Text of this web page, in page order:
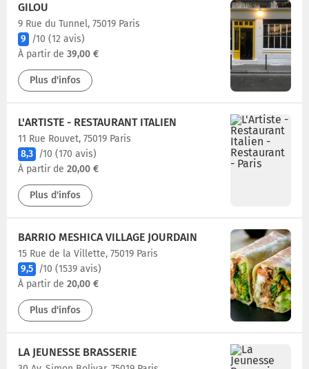
GILOU
9 Rue du Tunnel, 75019 Paris
9
/10 (12 avis)
À partir de 39,00 €
Plus d'infos
L'ARTISTE - RESTAURANT ITALIEN
11 Rue Rouvet, 75019 Paris
8,3 /10 (170 avis)
À partir de 20,00 €
Plus d'infos
BARRIO MESHICA VILLAGE JOURDAIN
15 Rue de la Villette, 75019 Paris
9,5 /10 (1539 avis)
À partir de 20,00 €
Plus d'infos
LA JEUNESSE BRASSERIE